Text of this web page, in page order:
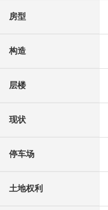
房型
构造
层楼
现状
停车场
土地权利